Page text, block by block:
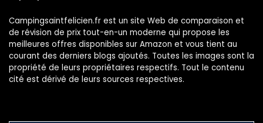
Campingsaintfelicien.fr est un site Web de comparaison et
de révision de prix tout-en-un moderne qui propose les
meilleures offres disponibles sur Amazon et vous tient au
courant des derniers blogs ajoutés. Toutes les images sont la
propriété de leurs propriétaires respectifs. Tout le contenu
cité est dérivé de leurs sources respectives.